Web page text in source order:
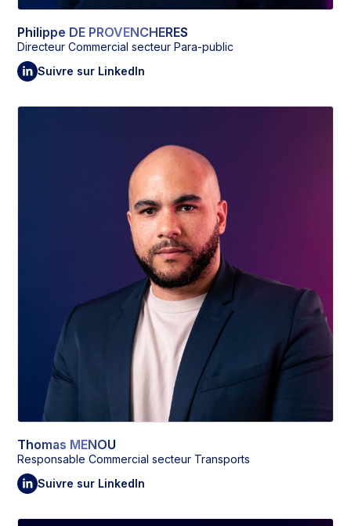
Philippe DE PROVENCHERES
Directeur Commercial secteur Para-public
Suivre sur LinkedIn
Thomas MENOU
Responsable Commercial secteur Transports
Suivre sur LinkedIn